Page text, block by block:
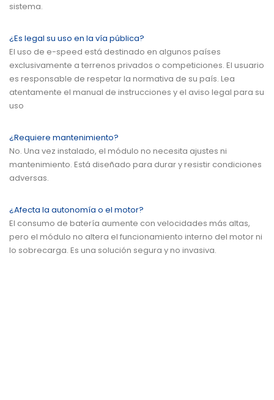
sistema.
¿Es legal su uso en la vía pública?
El uso de e-speed está destinado en algunos países
exclusivamente a terrenos privados o competiciones. El usuario
es responsable de respetar la normativa de su país. Lea
atentamente el manual de instrucciones y el aviso legal para su
uso
¿Requiere mantenimiento?
No. Una vez instalado, el módulo no necesita ajustes ni
mantenimiento. Está diseñado para durar y resistir condiciones
adversas.
¿Afecta la autonomía o el motor?
El consumo de batería aumente con velocidades más altas,
pero el módulo no altera el funcionamiento interno del motor ni
lo sobrecarga. Es una solución segura y no invasiva.